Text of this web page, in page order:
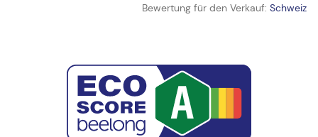
Bewertung für den Verkauf: Schweiz